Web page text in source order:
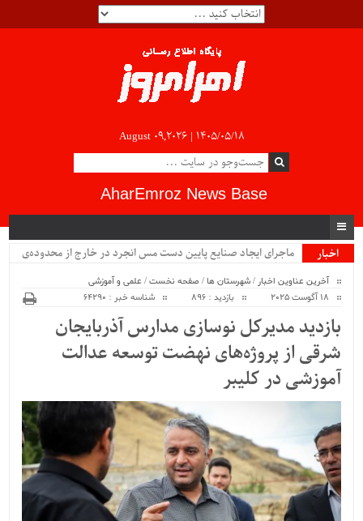
August 09,2026 | ۱۴۰۵/۰۵/۱۸
AharEmroz News Base
اخبار
ماجرای ایجاد صنایع پایین دست مس انجرد در خارج از محدوده‌ی
آخرین عناوین اخبار /شهرستان ها/صفحه نخست/ علمی و آموزشی
بازدید : 896 شناسه خبر : 64290
بازدید مدیرکل نوسازی مدارس آذربایجان
شرقی از پروژه‌های نهضت توسعه عدالت
آموزشی در کلیبر